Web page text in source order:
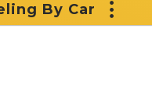
By Car